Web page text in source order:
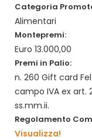
Categoria
Alimentari
Montepremi:
Euro 13.000,00
Premi in Palio:
n. 260 Gift card
campo IVA ex art.
ss.mm.ii.
Regolamento
Visualizza!